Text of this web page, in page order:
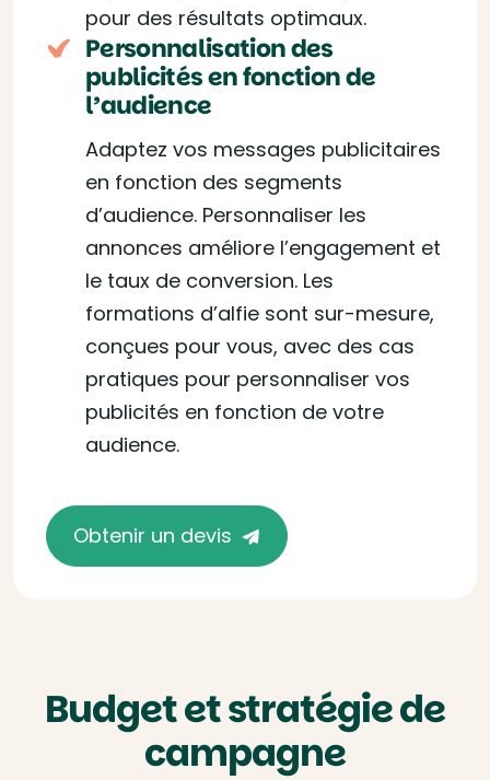
pour des résultats optimaux.
Personnalisation des
publicités en fonction de
l’audience
Adaptez vos messages publicitaires
en fonction des segments
d’audience. Personnaliser les
annonces améliore l’engagement et
le taux de conversion. Les
formations d’alfie sont sur-mesure,
conçues pour vous, avec des cas
pratiques pour personnaliser vos
publicités en fonction de votre
audience.
Obtenir un devis
Budget et stratégie de
campagne